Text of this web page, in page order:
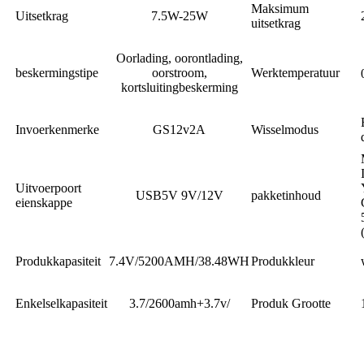
Uitsetkrag 7.5W-25W
Maksimum
uitsetkrag
beskermingstipe
Oorlading, oorontlading,
oorstroom,
kortsluitingbeskerming
Werktemperatuur
Invoerkenmerke GS12v2A Wisselmodus
Uitvoerpoort
eienskappe
USB5V 9V/12V pakketinhoud
Produkkapasiteit 7.4V/5200AMH/38.48WHProdukkleur
Enkelselkapasiteit 3.7/2600amh+3.7v/ Produk Grootte